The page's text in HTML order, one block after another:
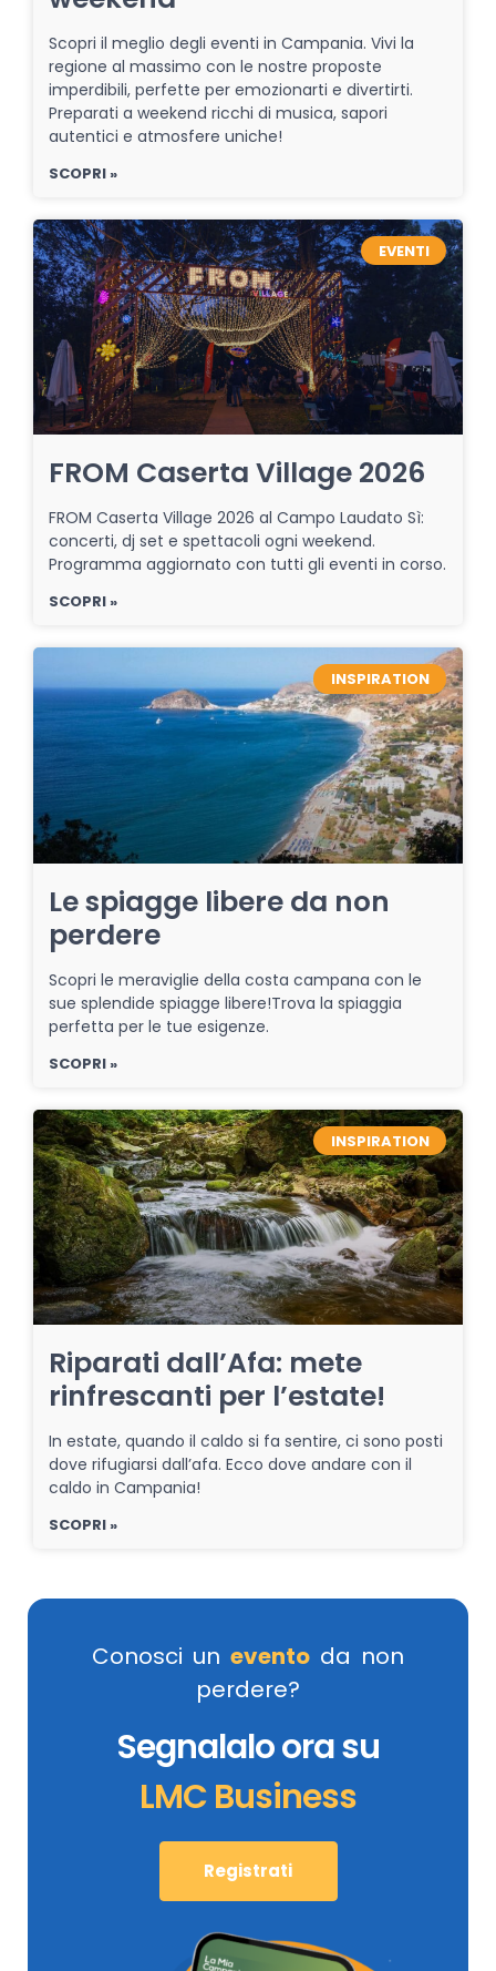
Scopri il meglio degli eventi in Campania. Vivi la
regione al massimo con le nostre proposte
imperdibili, perfette per emozionarti e divertirti.
Preparati a weekend ricchi di musica, sapori
autentici e atmosfere uniche!
SCOPRI »
EVENTI
FROM Caserta Village 2026
FROM Caserta Village 2026 al Campo Laudato Sì:
concerti, dj set e spettacoli ogni weekend.
Programma aggiornato con tutti gli eventi in corso.
SCOPRI »
INSPIRATION
Le spiagge libere da non
perdere
Scopri le meraviglie della costa campana con le
sue splendide spiagge libere!Trova la spiaggia
perfetta per le tue esigenze.
SCOPRI »
INSPIRATION
Riparati dall’Afa: mete
rinfrescanti per l’estate!
In estate, quando il caldo si fa sentire, ci sono posti
dove rifugiarsi dall’afa. Ecco dove andare con il
caldo in Campania!
SCOPRI »
Conosci un evento da non
perdere?
Segnalalo ora su
LMC Business
Registrati